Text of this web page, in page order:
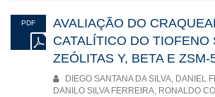
PDF
AVALIAÇÃO DO
CATALÍTICO DO TIOFENO
ZEÓLITAS Y, BETA E ZSM-
DIEGO SANTANA DA SILVA, DANIEL
DANILO SILVA FERREIRA, RONALDO